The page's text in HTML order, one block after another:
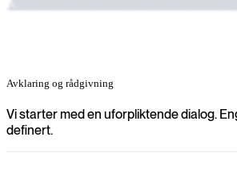
Avklaring og rådgivning
Vi starter med en uforpliktende dialog.
definert.